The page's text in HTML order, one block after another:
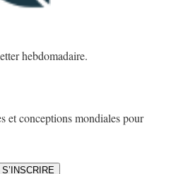
hebdomadaire.
et conceptions mondiales pour
S’INSCRIRE